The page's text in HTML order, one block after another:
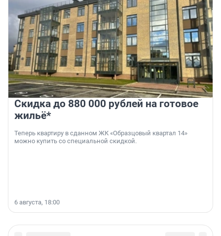
Скидка до 880 000 рублей на готовое
жильё*
Теперь квартиру в сданном ЖК «Образцовый квартал 14»
можно купить со специальной скидкой.
6 августа, 18:00